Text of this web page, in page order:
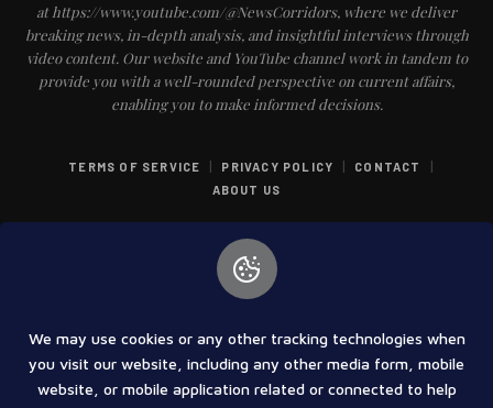
at https://www.youtube.com/@NewsCorridors, where we deliver
breaking news, in-depth analysis, and insightful interviews through
video content. Our website and YouTube channel work in tandem to
provide you with a well-rounded perspective on current affairs,
enabling you to make informed decisions.
TERMS OF SERVICE | PRIVACY POLICY | CONTACT |
ABOUT US
LIMITED | ALL RIGHT RESERVED
We may use cookies or any other tracking technologies when
you visit our website, including any other media form, mobile
website, or mobile application related or connected to help